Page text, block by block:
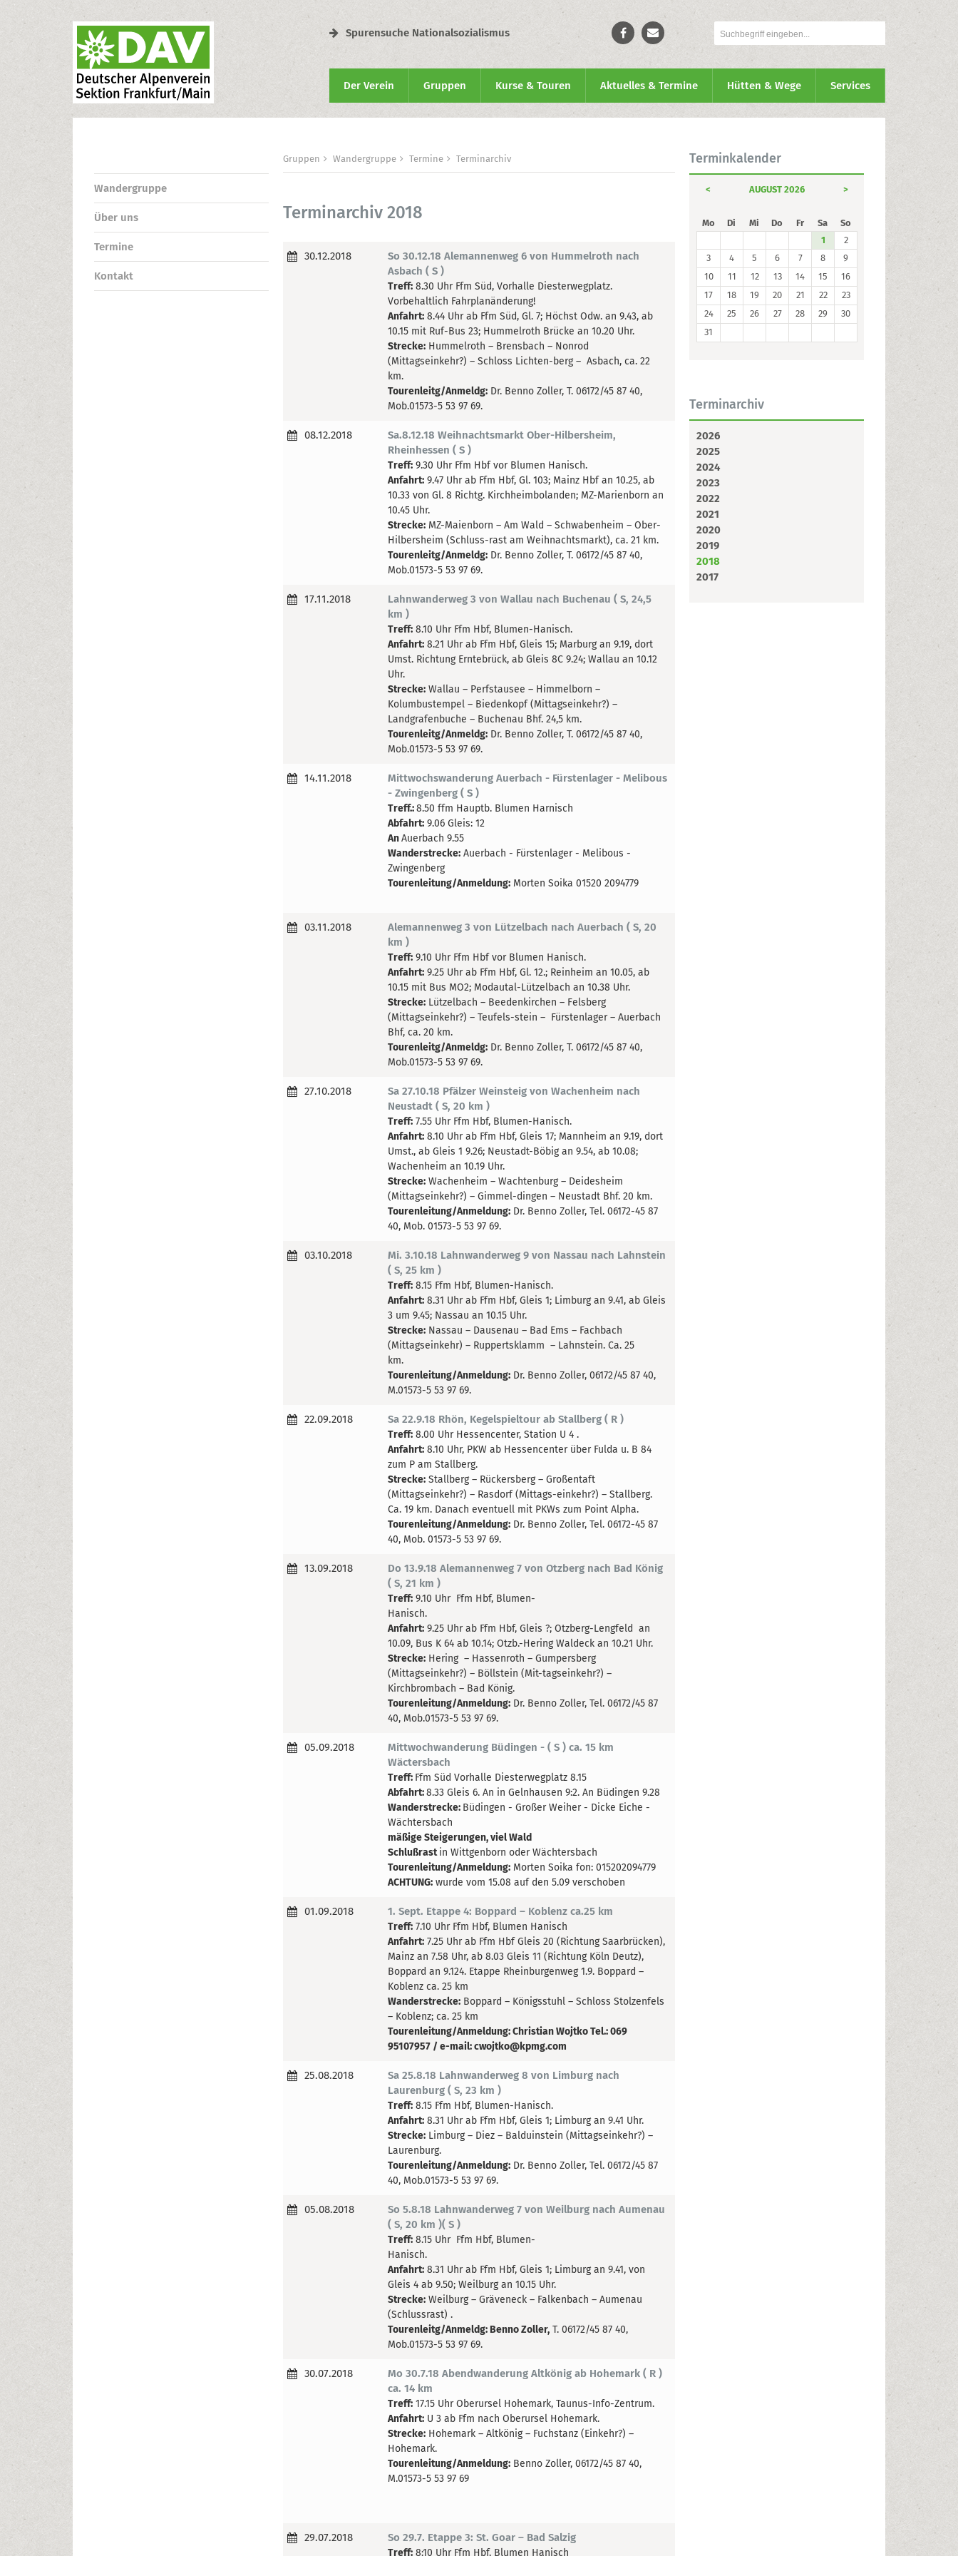
Spurensuche Nationalsozialismus
Der Verein Gruppen Kurse & Touren Aktuelles & Termine Hütten & Wege Services
Wandergruppe
Über uns
Termine
Kontakt
Gruppen Wandergruppe Termine Terminarchiv
Terminarchiv 2018
30.12.2018
So 30.12.18 Alemannenweg 6 von Hummelroth nach
Asbach ( S )
Treff: 8.30 Uhr Ffm Süd, Vorhalle Diesterwegplatz.
Vorbehaltlich Fahrplanänderung!
Anfahrt: 8.44 Uhr ab Ffm Süd, Gl. 7; Höchst Odw. an 9.43, ab
10.15 mit Ruf-Bus 23; Hummelroth Brücke an 10.20 Uhr.
Strecke: Hummelroth – Brensbach – Nonrod
(Mittagseinkehr?) – Schloss Lichten-berg – Asbach, ca. 22
km.
Tourenleitg/Anmeldg: Dr. Benno Zoller, T. 06172/45 87 40,
Mob.01573-5 53 97 69.
08.12.2018
Sa.8.12.18 Weihnachtsmarkt Ober-Hilbersheim,
Rheinhessen ( S )
Treff: 9.30 Uhr Ffm Hbf vor Blumen Hanisch.
Anfahrt: 9.47 Uhr ab Ffm Hbf, Gl. 103; Mainz Hbf an 10.25, ab
10.33 von Gl. 8 Richtg. Kirchheimbolanden; MZ-Marienborn an
10.45 Uhr.
Strecke: MZ-Maienborn – Am Wald – Schwabenheim – Ober-
Hilbersheim (Schluss-rast am Weihnachtsmarkt), ca. 21 km.
Tourenleitg/Anmeldg: Dr. Benno Zoller, T. 06172/45 87 40,
Mob.01573-5 53 97 69.
17.11.2018
Lahnwanderweg 3 von Wallau nach Buchenau ( S, 24,5
km )
Treff: 8.10 Uhr Ffm Hbf, Blumen-Hanisch.
Anfahrt: 8.21 Uhr ab Ffm Hbf, Gleis 15; Marburg an 9.19, dort
Umst. Richtung Erntebrück, ab Gleis 8C 9.24; Wallau an 10.12
Uhr.
Strecke: Wallau – Perfstausee – Himmelborn –
Kolumbustempel – Biedenkopf (Mittagseinkehr?) –
Landgrafenbuche – Buchenau Bhf. 24,5 km.
Tourenleitg/Anmeldg: Dr. Benno Zoller, T. 06172/45 87 40,
Mob.01573-5 53 97 69.
14.11.2018
Mittwochswanderung Auerbach - Fürstenlager - Melibous
- Zwingenberg ( S )
Treff.:8.50 ffm Hauptb. Blumen Harnisch
Abfahrt: 9.06 Gleis: 12
AnAuerbach 9.55
Wanderstrecke: Auerbach - Fürstenlager - Melibous -
Zwingenberg
Tourenleitung/Anmeldung: Morten Soika 01520 2094779
03.11.2018
Alemannenweg 3 von Lützelbach nach Auerbach ( S, 20
km )
Treff: 9.10 Uhr Ffm Hbf vor Blumen Hanisch.
Anfahrt: 9.25 Uhr ab Ffm Hbf, Gl. 12.; Reinheim an 10.05, ab
10.15 mit Bus MO2; Modautal-Lützelbach an 10.38 Uhr.
Strecke: Lützelbach – Beedenkirchen – Felsberg
(Mittagseinkehr?) – Teufels-stein – Fürstenlager – Auerbach
Bhf, ca. 20 km.
Tourenleitg/Anmeldg: Dr. Benno Zoller, T. 06172/45 87 40,
Mob.01573-5 53 97 69.
27.10.2018
Sa 27.10.18 Pfälzer Weinsteig von Wachenheim nach
Neustadt ( S, 20 km )
Treff: 7.55 Uhr Ffm Hbf, Blumen-Hanisch.
Anfahrt: 8.10 Uhr ab Ffm Hbf, Gleis 17; Mannheim an 9.19, dort
Umst., ab Gleis 1 9.26; Neustadt-Böbig an 9.54, ab 10.08;
Wachenheim an 10.19 Uhr.
Strecke: Wachenheim – Wachtenburg – Deidesheim
(Mittagseinkehr?) – Gimmel-dingen – Neustadt Bhf. 20 km.
Tourenleitung/Anmeldung: Dr. Benno Zoller, Tel. 06172-45 87
40, Mob. 01573-5 53 97 69.
03.10.2018
Mi. 3.10.18 Lahnwanderweg 9 von Nassau nach Lahnstein
( S, 25 km )
Treff: 8.15 Ffm Hbf, Blumen-Hanisch.
Anfahrt: 8.31 Uhr ab Ffm Hbf, Gleis 1; Limburg an 9.41, ab Gleis
3 um 9.45; Nassau an 10.15 Uhr.
Strecke: Nassau – Dausenau – Bad Ems – Fachbach
(Mittagseinkehr) – Ruppertsklamm – Lahnstein. Ca. 25
km.
Tourenleitung/Anmeldung: Dr. Benno Zoller, 06172/45 87 40,
M.01573-5 53 97 69.
22.09.2018 Sa 22.9.18 Rhön, Kegelspieltour ab Stallberg ( R )
Treff: 8.00 Uhr Hessencenter, Station U 4 .
Anfahrt: 8.10 Uhr, PKW ab Hessencenter über Fulda u. B 84
zum P am Stallberg.
Strecke: Stallberg – Rückersberg – Großentaft
(Mittagseinkehr?) – Rasdorf (Mittags-einkehr?) – Stallberg.
Ca. 19 km. Danach eventuell mit PKWs zum Point Alpha.
Tourenleitung/Anmeldung: Dr. Benno Zoller, Tel. 06172-45 87
40, Mob. 01573-5 53 97 69.
13.09.2018
Do 13.9.18 Alemannenweg 7 von Otzberg nach Bad König
( S, 21 km )
Treff: 9.10 Uhr Ffm Hbf, Blumen-
Hanisch.
Anfahrt: 9.25 Uhr ab Ffm Hbf, Gleis ?; Otzberg-Lengfeld an
10.09, Bus K 64 ab 10.14; Otzb.-Hering Waldeck an 10.21 Uhr.
Strecke: Hering – Hassenroth – Gumpersberg
(Mittagseinkehr?) – Böllstein (Mit-tagseinkehr?) –
Kirchbrombach – Bad König.
Tourenleitung/Anmeldung: Dr. Benno Zoller, Tel. 06172/45 87
40, Mob.01573-5 53 97 69.
05.09.2018
Mittwochwanderung Büdingen - ( S ) ca. 15 km
Wäctersbach
Treff: Ffm Süd Vorhalle Diesterwegplatz 8.15
Abfahrt:8.33 Gleis 6. An in Gelnhausen 9:2. An Büdingen 9.28
Wanderstrecke: Büdingen - Großer Weiher - Dicke Eiche -
Wächtersbach
mäßige Steigerungen, viel Wald
Schlußrastin Wittgenborn oder Wächtersbach
Tourenleitung/Anmeldung: Morten Soika fon: 015202094779
ACHTUNG: wurde vom 15.08 auf den 5.09 verschoben
01.09.2018 1. Sept. Etappe 4: Boppard – Koblenz ca.25 km
Treff: 7.10 Uhr Ffm Hbf, Blumen Hanisch
Anfahrt: 7.25 Uhr ab Ffm Hbf Gleis 20 (Richtung Saarbrücken),
Mainz an 7.58 Uhr, ab 8.03 Gleis 11 (Richtung Köln Deutz),
Boppard an 9.124. Etappe Rheinburgenweg 1.9. Boppard –
Koblenz ca. 25 km
Wanderstrecke: Boppard – Königsstuhl – Schloss Stolzenfels
– Koblenz; ca. 25 km
Tourenleitung/Anmeldung: Christian Wojtko Tel.: 069
95107957 / e-mail: cwojtko@kpmg.com
25.08.2018
Sa 25.8.18 Lahnwanderweg 8 von Limburg nach
Laurenburg ( S, 23 km )
Treff: 8.15 Ffm Hbf, Blumen-Hanisch.
Anfahrt: 8.31 Uhr ab Ffm Hbf, Gleis 1; Limburg an 9.41 Uhr.
Strecke: Limburg – Diez – Balduinstein (Mittagseinkehr?) –
Laurenburg.
Tourenleitung/Anmeldung: Dr. Benno Zoller, Tel. 06172/45 87
40, Mob.01573-5 53 97 69.
05.08.2018
So 5.8.18 Lahnwanderweg 7 von Weilburg nach Aumenau
( S, 20 km )( S )
Treff: 8.15 Uhr Ffm Hbf, Blumen-
Hanisch.
Anfahrt: 8.31 Uhr ab Ffm Hbf, Gleis 1; Limburg an 9.41, von
Gleis 4 ab 9.50; Weilburg an 10.15 Uhr.
Strecke: Weilburg – Gräveneck – Falkenbach – Aumenau
(Schlussrast) .
Tourenleitg/Anmeldg: Benno Zoller, T. 06172/45 87 40,
Mob.01573-5 53 97 69.
30.07.2018
Mo 30.7.18 Abendwanderung Altkönig ab Hohemark ( R )
ca. 14 km
Treff: 17.15 Uhr Oberursel Hohemark, Taunus-Info-Zentrum.
Anfahrt: U 3 ab Ffm nach Oberursel Hohemark.
Strecke: Hohemark – Altkönig – Fuchstanz (Einkehr?) –
Hohemark.
Tourenleitung/Anmeldung: Benno Zoller, 06172/45 87 40,
M.01573-5 53 97 69
29.07.2018 So 29.7. Etappe 3: St. Goar – Bad Salzig
Treff: 8:10 Uhr Ffm Hbf, Blumen Hanisch
Terminkalender
< AUGUST 2026 >
Mo Di Mi Do Fr Sa
So
1
2
3
4 5 6 7 8
9
10
11 12 13 14 15
16
17
18 19 20 21 22
23
24
25 26 27 28 29
30
31
Terminarchiv
2026
2025
2024
2023
2022
2021
2020
2019
2018
2017